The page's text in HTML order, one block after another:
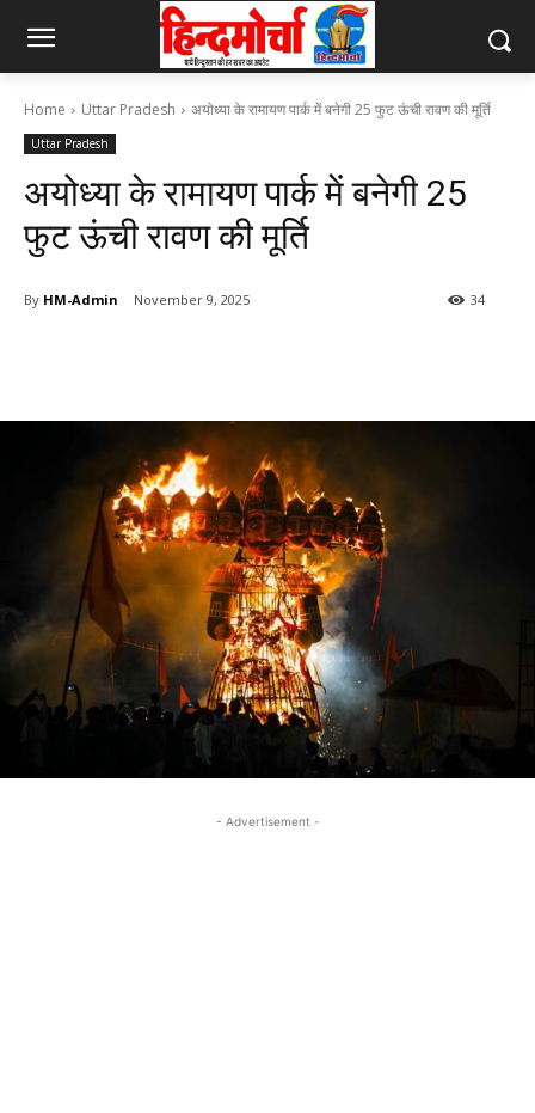
Home Uttar Pradesh अयोध्या के रामायण पार्क में बनेगी 25 फुट ऊंची रावण की मूर्ति
Uttar Pradesh
अयोध्या के रामायण पार्क में बनेगी 25
फुट ऊंची रावण की मूर्ति
By HM-Admin November 9, 2025 34
- Advertisement -